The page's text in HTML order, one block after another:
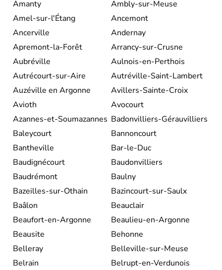
Amanty
Ambly-sur-Meuse
Amel-sur-l'Étang
Ancemont
Ancerville
Andernay
Apremont-la-Forêt
Arrancy-sur-Crusne
Aubréville
Aulnois-en-Perthois
Autrécourt-sur-Aire
Autréville-Saint-Lambert
Auzéville en Argonne
Avillers-Sainte-Croix
Avioth
Avocourt
Azannes-et-Soumazannes Badonvilliers-Gérauvilliers
Baleycourt
Bannoncourt
Bantheville
Bar-le-Duc
Baudignécourt
Baudonvilliers
Baudrémont
Baulny
Bazeilles-sur-Othain
Bazincourt-sur-Saulx
Baâlon
Beauclair
Beaufort-en-Argonne
Beaulieu-en-Argonne
Beausite
Behonne
Belleray
Belleville-sur-Meuse
Belrain
Belrupt-en-Verdunois